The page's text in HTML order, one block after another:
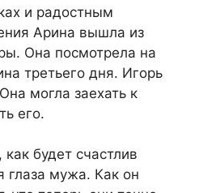
и радостным
Арина вышла из
Она посмотрела на
третьего дня. Игорь
могла заехать к
его.
будет счастлив
глаза мужа. Как он